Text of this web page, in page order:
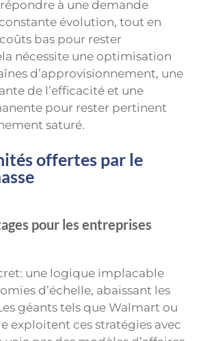
à une demande
évolution, tout en
bas pour rester
nécessite une optimisation
d’approvisionnement, une
de l’efficacité et une
pour rester pertinent
saturé.
offertes par le
pour les entreprises
une logique implacable
d’échelle, abaissant les
géants tels que Walmart ou
exploitent ces stratégies avec